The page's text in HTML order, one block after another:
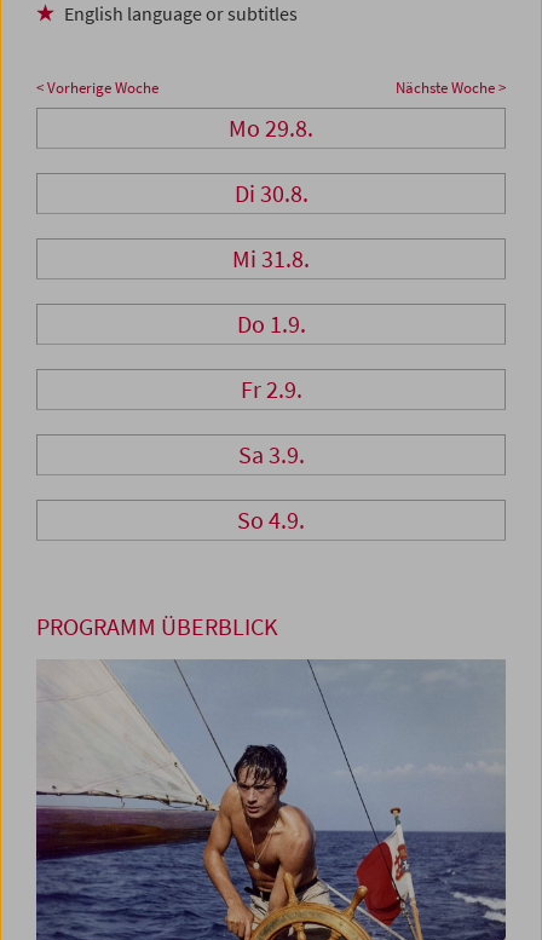
English language or subtitles
< Vorherige Woche Nächste Woche >
Mo 29.8.
Di 30.8.
Mi 31.8.
Do 1.9.
Fr 2.9.
Sa 3.9.
So 4.9.
PROGRAMM ÜBERBLICK